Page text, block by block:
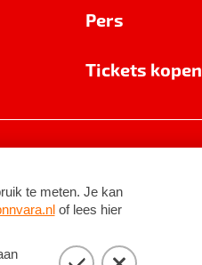
Pers
Tickets kopen